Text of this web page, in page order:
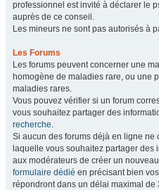
professionnel est invité à déclarer le
auprès de ce conseil.
Les mineurs ne sont pas autorisés à
Les Forums
Les forums peuvent concerner une
homogène de maladies rare, ou une
maladies rares.
Vous pouvez vérifier si un forum
vous souhaitez partager des
recherche.
Si aucun des forums déjà en ligne ne
laquelle vous souhaitez partager
aux modérateurs de créer un
formulaire dédié en précisant bien
répondront dans un délai maximal de